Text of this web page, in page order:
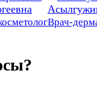
Врач-